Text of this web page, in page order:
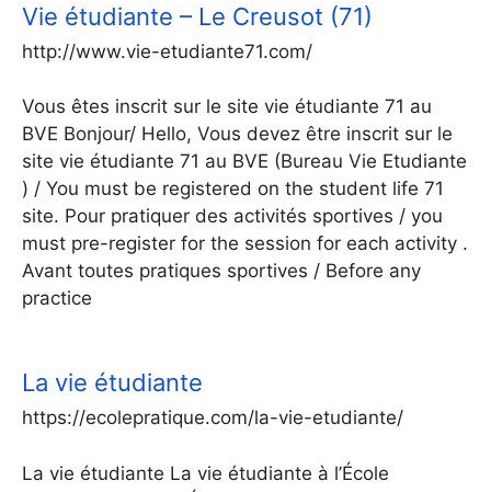
Vie étudiante – Le Creusot (71)
http://www.vie-etudiante71.com/
Vous êtes inscrit sur le site vie étudiante 71 au
BVE Bonjour/ Hello, Vous devez être inscrit sur le
site vie étudiante 71 au BVE (Bureau Vie Etudiante
) / You must be registered on the student life 71
site. Pour pratiquer des activités sportives / you
must pre-register for the session for each activity .
Avant toutes pratiques sportives / Before any
practice
La vie étudiante
https://ecolepratique.com/la-vie-etudiante/
La vie étudiante La vie étudiante à l’École